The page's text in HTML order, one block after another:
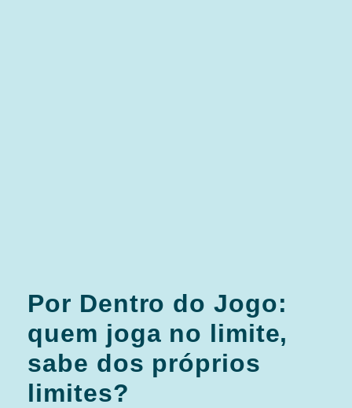
Por Dentro do Jogo:
quem joga no limite,
sabe dos próprios
limites?